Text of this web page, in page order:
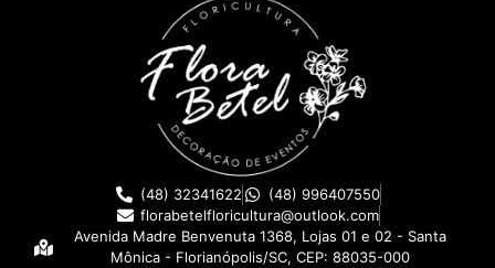
(48) 32341622
(48) 996407550
florabetelfloricultura@outlook.com
Avenida Madre Benvenuta 1368, Lojas 01 e 02 - Santa
Mônica - Florianópolis/SC, CEP: 88035-000